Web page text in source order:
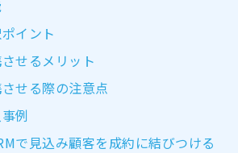
イント
せるメリット
せる際の注意点
例
で見込み顧客を成約に結びつける